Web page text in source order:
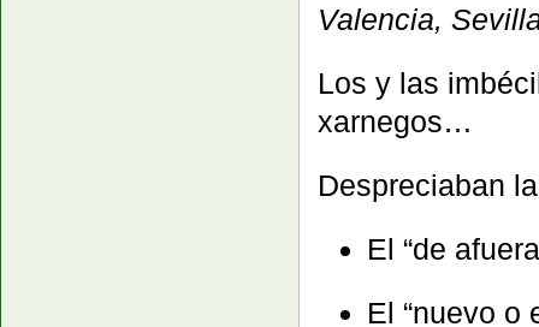
Valencia,
Los y las
xarnegos…
Despreciaban
El “de
El “nuevo o